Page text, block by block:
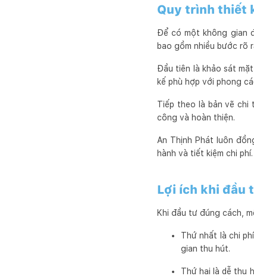
Quy trình thiết
Để có một không gian
bao gồm nhiều bước rõ
Đầu tiên là khảo sát
kế phù hợp với phong
Tiếp theo là bản vẽ chi
công và hoàn thiện.
An Thịnh Phát luôn
hành và tiết kiệm chi phí.
Lợi ích khi đầu
Khi đầu tư đúng cách,
Thứ nhất là chi
gian thu hút.
Thứ hai là dễ thu